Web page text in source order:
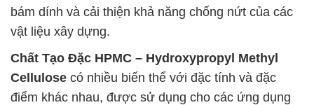
bám dính và cải thiện khả năng chống nứt của các
vật liệu xây dựng.
Chất Tạo Đặc HPMC – Hydroxypropyl Methyl
Cellulose có nhiều biến thể với đặc tính và đặc
điểm khác nhau, được sử dụng cho các ứng dụng